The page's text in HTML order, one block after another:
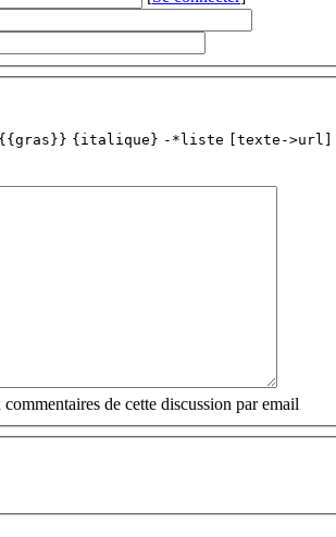
{{gras}} {italique} -*liste [texte->url]
de cette discussion par email